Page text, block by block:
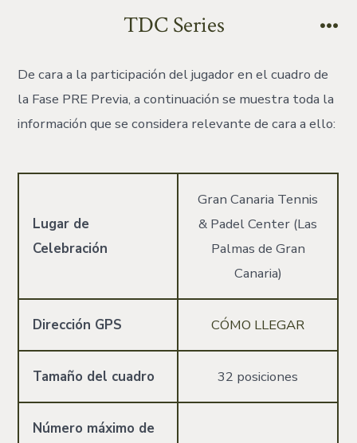
TDC Series
De cara a la participación del jugador en el cuadro de
la Fase PRE Previa, a continuación se muestra toda la
información que se considera relevante de cara a ello:
Lugar de
Celebración
Gran Canaria Tennis
& Padel Center (Las
Palmas de Gran
Canaria)
Dirección GPS CÓMO LLEGAR
Tamaño del cuadro 32 posiciones
Número máximo de